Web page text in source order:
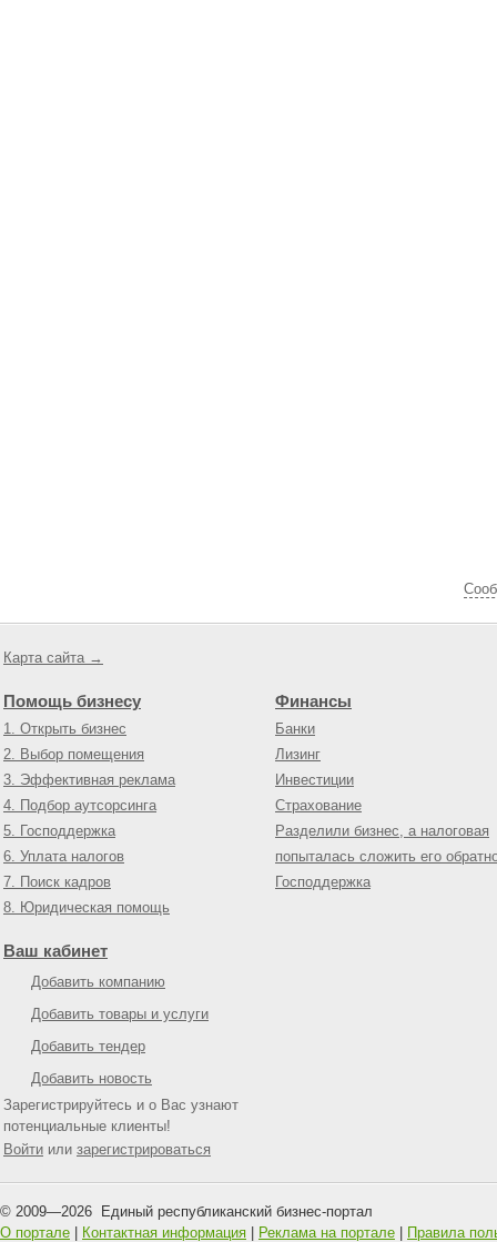
Карта сайта →
Помощь бизнесу
1. Открыть бизнес
2. Выбор помещения
3. Эффективная реклама
4. Подбор аутсорсинга
5. Господдержка
6. Уплата налогов
7. Поиск кадров
8. Юридическая помощь
Финансы
Банки
Лизинг
Инвестиции
Страхование
Разделили бизнес, а налоговая
попыталась сложить его
Господдержка
Ваш кабинет
Добавить компанию
Добавить товары и услуги
Добавить тендер
Добавить новость
Зарегистрируйтесь и о Вас узнают
потенциальные клиенты!
Войти или зарегистрироваться
© 2009—2026 Единый республиканский бизнес-портал
О портале
Контактная информация Реклама на портале Правила